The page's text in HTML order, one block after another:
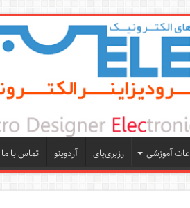
آموزشی رزبری‌پای آردوینو تماس با ما